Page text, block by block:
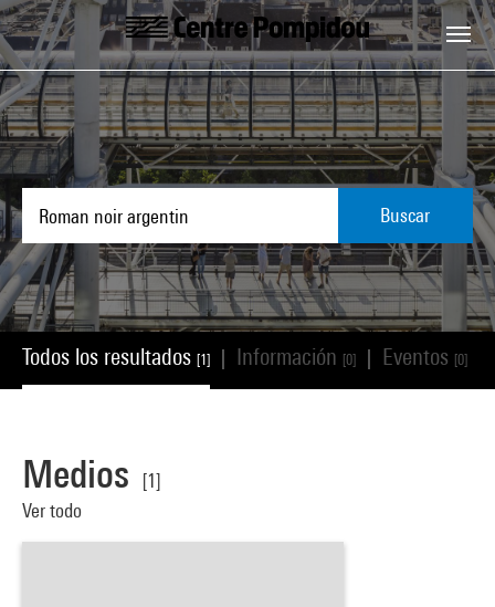
Skip to main content
Centre Pompidou
Buscar
Todos los resultados [1] Información [0] Eventos [0]
Medios
[1]
Ver todo